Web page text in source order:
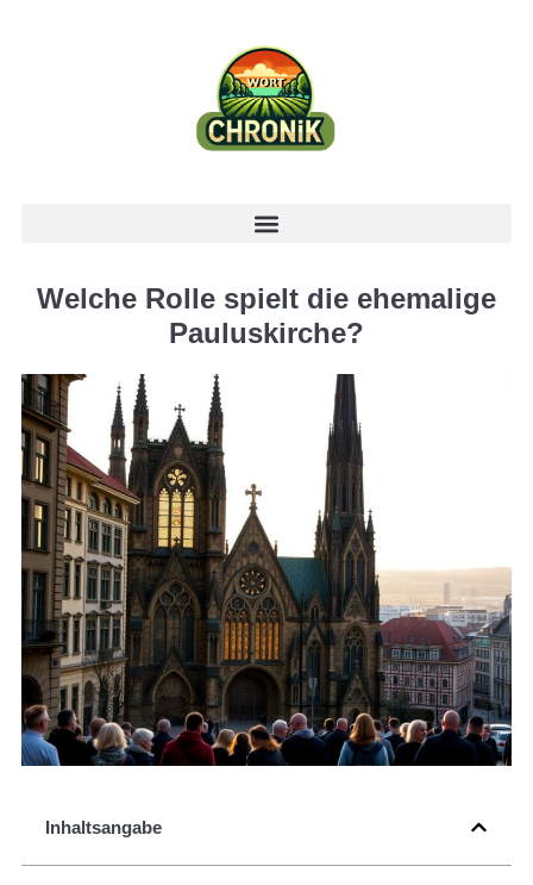
Welche Rolle spielt die ehemalige
Pauluskirche?
Inhaltsangabe